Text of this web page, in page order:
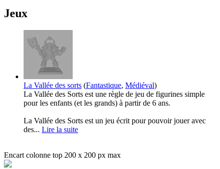
Jeux
La Vallée des sorts (Fantastique, Médiéval)
La Vallée des Sorts est une règle de jeu de figurines simple
pour les enfants (et les grands) à partir de 6 ans.
La Vallée des Sorts est un jeu écrit pour pouvoir jouer avec
des... Lire la suite
Encart colonne top 200 x 200 px max